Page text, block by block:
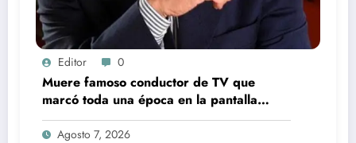
Editor 0
Muere famoso conductor de TV que
marcó toda una época en la pantalla
chica, así fue su repentino fallecimiento
Agosto 7, 2026